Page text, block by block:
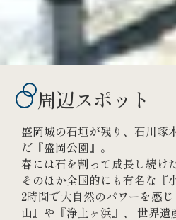
周辺スポット
盛岡城の石垣が残り、石川啄
だ『盛岡公園』。
春には石を割って成長し続け
そのほか全国的にも有名な『
2時間で大自然のパワーを感
山』や『浄土ヶ浜』、 世界